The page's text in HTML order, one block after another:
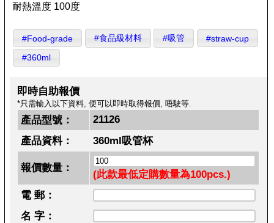
耐熱溫度 100度
#Food-grade #食品級材料 #吸管
#straw-cup
#360ml
即時自助報價
*只需輸入以下資料, 便可以即時取得報價, 唔駛等.
產品型號：
21126
產品資料：
360ml吸管杯
報價數量：
(此款最低定購數量為100pcs.)
電 郵：
名 字：